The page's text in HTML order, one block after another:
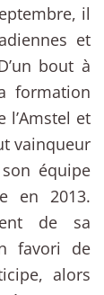
il
et
bout à
formation
l’Amstel et
vainqueur
équipe
en 2013.
de sa
favori de
alors